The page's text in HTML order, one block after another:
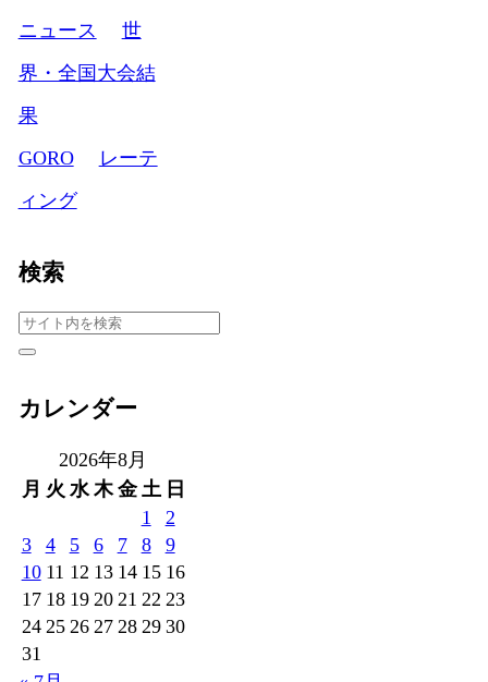
ニュース
世
界・全国大会結
果
GORO
レーテ
ィング
検索
カレンダー
2026年8月
月 火 水 木 金 土 日
1
2
3
4 5 6 7 8
9
10 11 12 13 14 15 16
17 18 19 20 21 22 23
24 25 26 27 28 29 30
31